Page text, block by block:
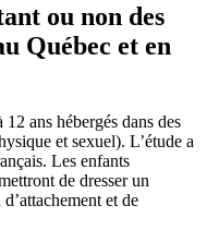
ou non des
Québec et en
ans hébergés dans des
et sexuel). L’étude a
Les enfants
de dresser un
et de